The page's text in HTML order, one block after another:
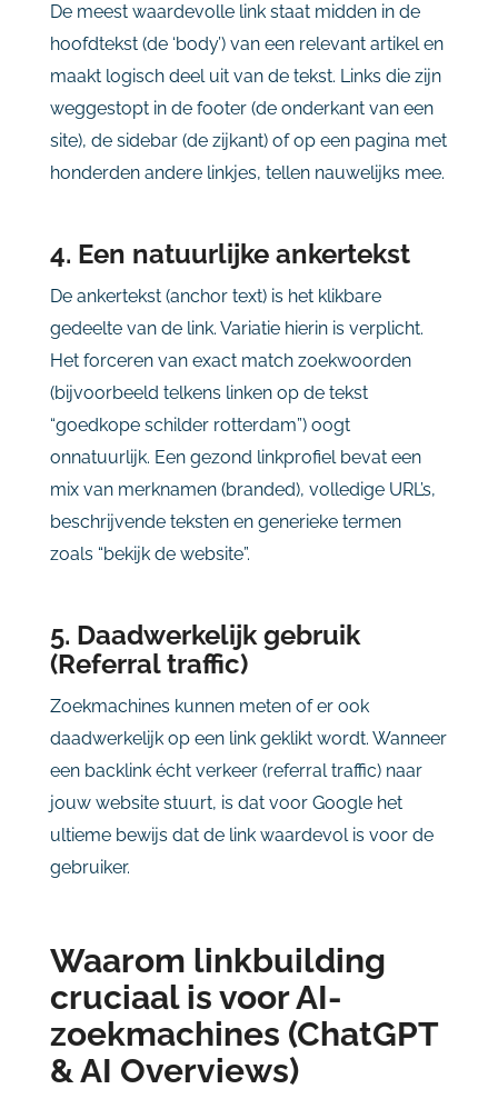
De meest waardevolle link staat midden in de
hoofdtekst (de ‘body’) van een relevant artikel en
maakt logisch deel uit van de tekst. Links die zijn
weggestopt in de footer (de onderkant van een
site), de sidebar (de zijkant) of op een pagina met
honderden andere linkjes, tellen nauwelijks mee.
4. Een natuurlijke ankertekst
De ankertekst (anchor text) is het klikbare
gedeelte van de link. Variatie hierin is verplicht.
Het forceren van exact match zoekwoorden
(bijvoorbeeld telkens linken op de tekst
“goedkope schilder rotterdam”) oogt
onnatuurlijk. Een gezond linkprofiel bevat een
mix van merknamen (branded), volledige URL’s,
beschrijvende teksten en generieke termen
zoals “bekijk de website”.
5. Daadwerkelijk gebruik
(Referral traffic)
Zoekmachines kunnen meten of er ook
daadwerkelijk op een link geklikt wordt. Wanneer
een backlink écht verkeer (referral traffic) naar
jouw website stuurt, is dat voor Google het
ultieme bewijs dat de link waardevol is voor de
gebruiker.
Waarom linkbuilding
cruciaal is voor AI-
zoekmachines (ChatGPT
& AI Overviews)